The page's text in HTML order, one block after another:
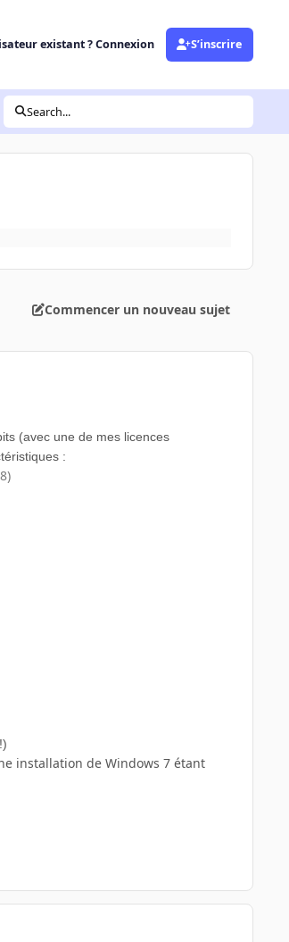
existant ? Connexion S’inscrire
Search...
Commencer un nouveau sujet
(avec une de mes licences
:
installation de Windows 7 étant